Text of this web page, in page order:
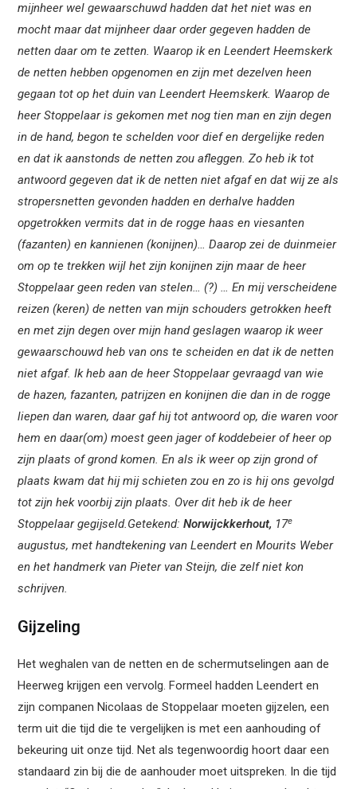
mijnheer wel gewaarschuwd hadden dat het niet was en
mocht maar dat mijnheer daar order gegeven hadden de
netten daar om te zetten. Waarop ik en Leendert Heemskerk
de netten hebben opgenomen en zijn met dezelven heen
gegaan tot op het duin van Leendert Heemskerk. Waarop de
heer Stoppelaar is gekomen met nog tien man en zijn degen
in de hand, begon te schelden voor dief en dergelijke reden
en dat ik aanstonds de netten zou afleggen. Zo heb ik tot
antwoord gegeven dat ik de netten niet afgaf en dat wij ze als
stropersnetten gevonden hadden en derhalve hadden
opgetrokken vermits dat in de rogge haas en viesanten
(fazanten) en kannienen (konijnen)… Daarop zei de duinmeier
om op te trekken wijl het zijn konijnen zijn maar de heer
Stoppelaar geen reden van stelen… (?) … En mij verscheidene
reizen (keren) de netten van mijn schouders getrokken heeft
en met zijn degen over mijn hand geslagen waarop ik weer
gewaarschouwd heb van ons te scheiden en dat ik de netten
niet afgaf. Ik heb aan de heer Stoppelaar gevraagd van wie
de hazen, fazanten, patrijzen en konijnen die dan in de rogge
liepen dan waren, daar gaf hij tot antwoord op, die waren voor
hem en daar(om) moest geen jager of koddebeier of heer op
zijn plaats of grond komen. En als ik weer op zijn grond of
plaats kwam dat hij mij schieten zou en zo is hij ons gevolgd
tot zijn hek voorbij zijn plaats. Over dit heb ik de heer
Stoppelaar gegijseld.Getekend:Norwijckkerhout, 17e
augustus, met handtekening van Leendert en Mourits Weber
en het handmerk van Pieter van Steijn, die zelf niet kon
schrijven.
Gijzeling
Het weghalen van de netten en de schermutselingen aan de
Heerweg krijgen een vervolg. Formeel hadden Leendert en
zijn companen Nicolaas de Stoppelaar moeten gijzelen, een
term uit die tijd die te vergelijken is met een aanhouding of
bekeuring uit onze tijd. Net als tegenwoordig hoort daar een
standaard zin bij die de aanhouder moet uitspreken. In die tijd